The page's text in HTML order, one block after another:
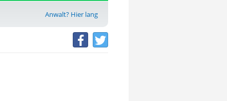
Anwalt? Hier lang